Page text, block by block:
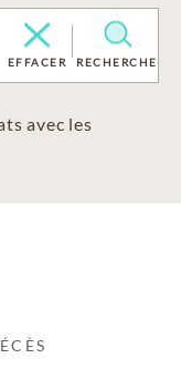
EFFACER RECHERCHE
avec les